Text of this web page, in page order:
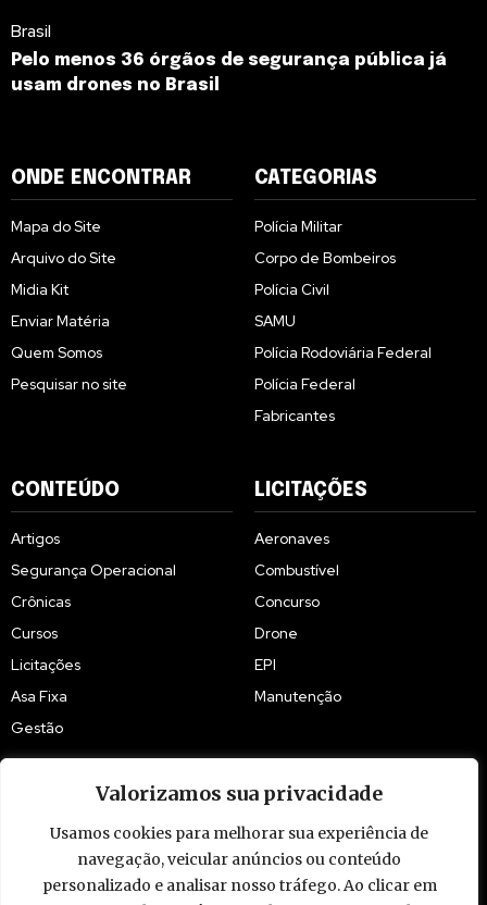
Valorizamos sua privacidade
Usamos cookies para melhorar sua experiência de
navegação, veicular anúncios ou conteúdo
personalizado e analisar nosso tráfego. Ao clicar em
Brasil
Pelo menos 36 órgãos de segurança pública já
usam drones no Brasil
ONDE ENCONTRAR
Mapa do Site
Arquivo do Site
Midia Kit
Enviar Matéria
Quem Somos
Pesquisar no site
CATEGORIAS
Polícia Militar
Corpo de Bombeiros
Polícia Civil
SAMU
Polícia Rodoviária Federal
Polícia Federal
Fabricantes
CONTEÚDO
Artigos
Segurança Operacional
Crônicas
Cursos
Licitações
Asa Fixa
Gestão
LICITAÇÕES
Aeronaves
Combustível
Concurso
Drone
EPI
Manutenção
© 2009 - 2026 Piloto Policial. Todos os direitos reservados. Brasil.